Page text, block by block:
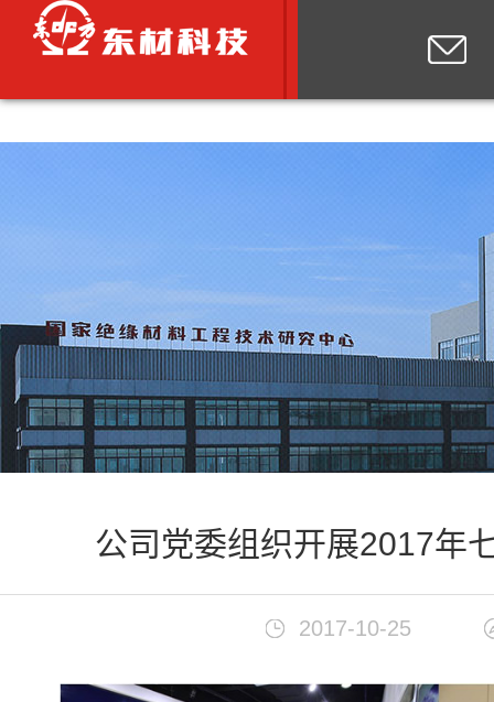
公司党委组织开展2017年
2017-10-25